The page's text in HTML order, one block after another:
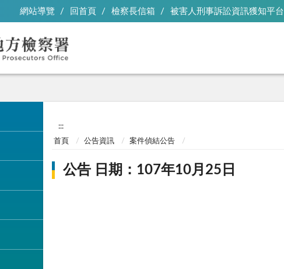
網站導覽 回首頁 檢察長信箱 被害人刑事訴訟資訊獲知平台
:::
首頁 公告資訊 案件偵結公告
公告 日期：107年10月25日